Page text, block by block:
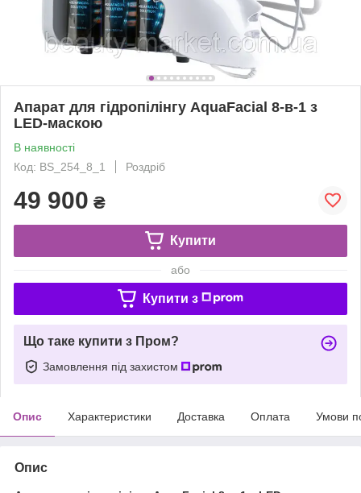
Апарат для гідропілінгу AquaFacial 8-в-1 з
LED-маскою
В наявності
Код: BS_254_8_1
Роздріб
49 900 ₴
Купити
або
Купити з
Що таке купити з Пром?
Замовлення під захистом
Опис Характеристики Доставка Оплата Умови
Опис